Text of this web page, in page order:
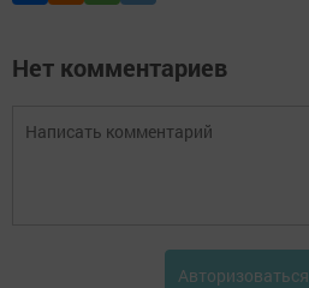
Нет комментариев
Авторизоваться